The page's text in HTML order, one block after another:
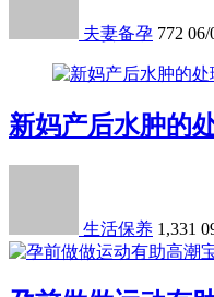
夫妻备孕 772 06/
新妈产后水肿的
生活保养 1,331